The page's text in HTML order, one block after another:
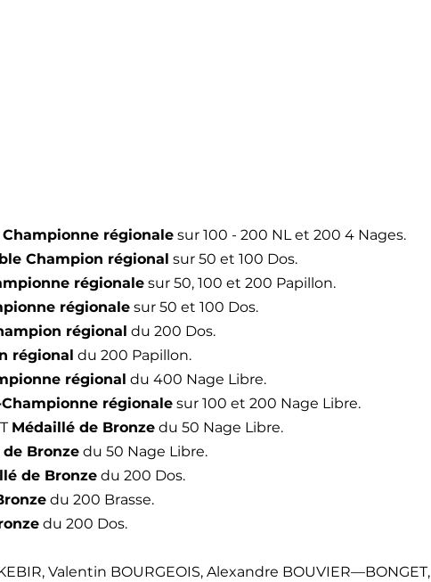
régionale sur 100 - 200 NL et 200 4 Nages.
Champion régional sur 50 et 100 Dos.
régionale sur 50, 100 et 200 Papillon.
régionale sur 50 et 100 Dos.
régional du 200 Dos.
régional du 200 Papillon.
régional du 400 Nage Libre.
régionale sur 100 et 200 Nage Libre.
Médaillé de Bronze du 50 Nage Libre.
Bronze du 50 Nage Libre.
de Bronze du 200 Dos.
du 200 Brasse.
du 200 Dos.
Valentin BOURGEOIS, Alexandre BOUVIER—BONGET,